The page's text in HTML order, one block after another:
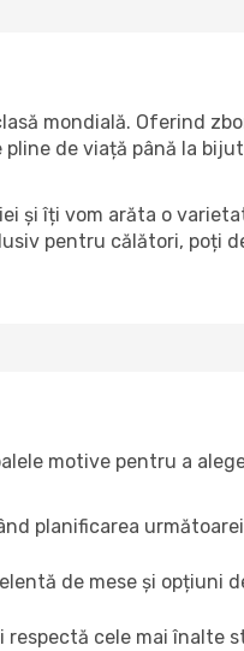
mondială. Oferind
de viață până la
și îți vom arăta o
pentru călători, poți
motive pentru a
planificarea
de mese și opțiuni
cele mai înalte